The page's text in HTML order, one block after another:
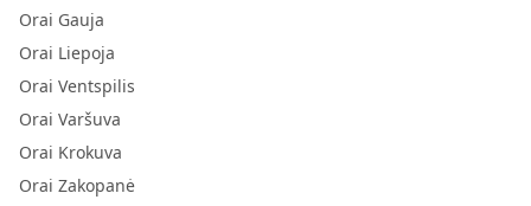
Orai Gauja
Orai Liepoja
Orai Ventspilis
Orai Varšuva
Orai Krokuva
Orai Zakopanė